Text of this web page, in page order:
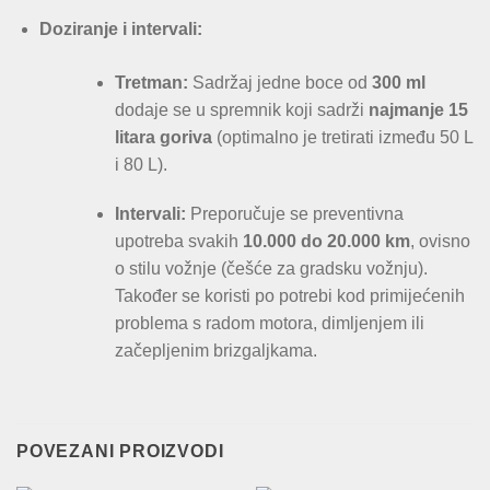
Doziranje i intervali:
Tretman: Sadržaj jedne boce od 300 ml
dodaje se u spremnik koji sadrži najmanje 15
litara goriva(optimalno je tretirati između 50 L
i 80 L).
Intervali: Preporučuje se preventivna
upotreba svakih 10.000 do 20.000 km, ovisno
o stilu vožnje (češće za gradsku vožnju).
Također se koristi po potrebi kod primijećenih
problema s radom motora, dimljenjem ili
začepljenim brizgaljkama.
POVEZANI PROIZVODI